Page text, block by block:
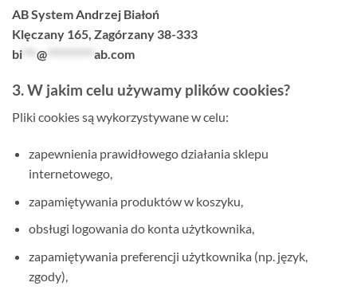
AB System Andrzej Białoń
Klęczany 165, Zagórzany 38-333
bi
@ ab.com
3. W jakim celu używamy plików cookies?
Pliki cookies są wykorzystywane w celu:
zapewnienia prawidłowego działania sklepu
internetowego,
zapamiętywania produktów w koszyku,
obsługi logowania do konta użytkownika,
zapamiętywania preferencji użytkownika (np. język,
zgody),